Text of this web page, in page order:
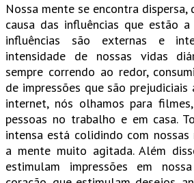
Nossa mente se encontra
causa das influências que estão a
influências são externas e
intensidade de nossas vidas
sempre correndo ao redor,
de impressões que são prejudiciais
internet, nós olhamos para
pessoas no trabalho e em casa.
intensa está colidindo com
a mente muito agitada. Além
estimulam impressões em